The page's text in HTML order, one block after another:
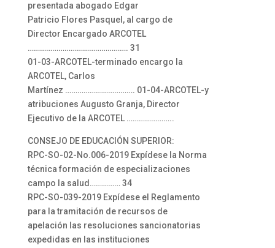
presentada abogado Edgar
Patricio Flores Pasquel, al cargo de
Director Encargado ARCOTEL
…………………………………………. 31
01-03-ARCOTEL-terminado encargo la
ARCOTEL, Carlos
Martínez ……………………………. 01-04-ARCOTEL-y
atribuciones Augusto Granja, Director
Ejecutivo de la ARCOTEL …………………..
CONSEJO DE EDUCACIÓN SUPERIOR:
RPC-SO-02-No.006-2019 Expídese la Norma
técnica formación de especializaciones
campo la salud…………… 34
RPC-SO-039-2019 Expídese el Reglamento
para la tramitación de recursos de
apelación las resoluciones sancionatorias
expedidas en las instituciones